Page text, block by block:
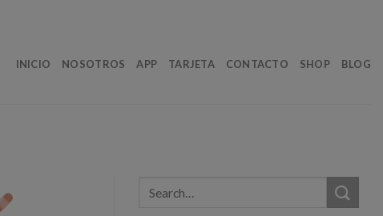
INICIO NOSOTROS APP TARJETA CONTACTO SHOP BLOG